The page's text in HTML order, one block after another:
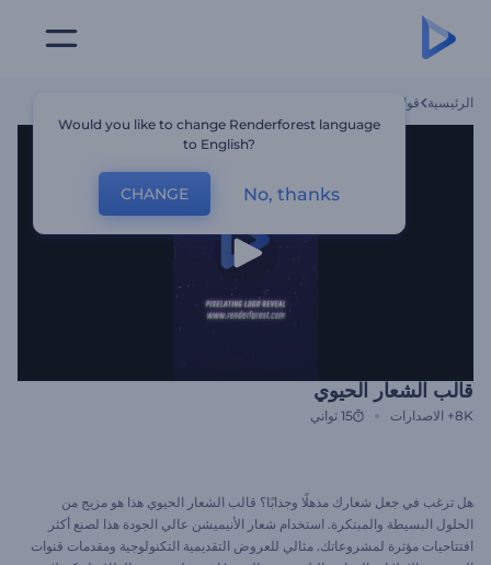
الرئيسية قوالب
قالب الشعار الحيوي
8K+ الاصدارات 15 ثواني
هل ترغب في جعل شعارك مذهلًا وجذابًا؟ قالب الشعار الحيوي هذا هو مزيج من
الحلول البسيطة والمبتكرة. استخدام شعار الأنيميشن عالي الجودة هذا لصنع أكثر
افتتاحيات مؤثرة لمشروعاتك. مثالي للعروض التقديمية التكنولوجية ومقدمات قنوات
Would you like to change Renderforest language
to English?
CHANGE No, thanks